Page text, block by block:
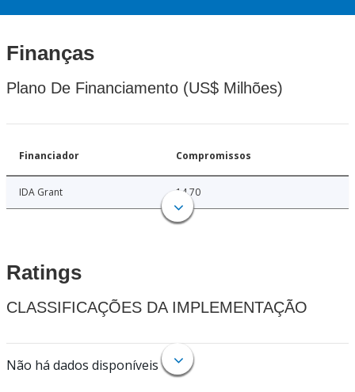
Finanças
Plano De Financiamento (US$ Milhões)
Financiador Compromissos
IDA Grant 14.70
Ratings
CLASSIFICAÇÕES DA IMPLEMENTAÇÃO
Não há dados disponíveis